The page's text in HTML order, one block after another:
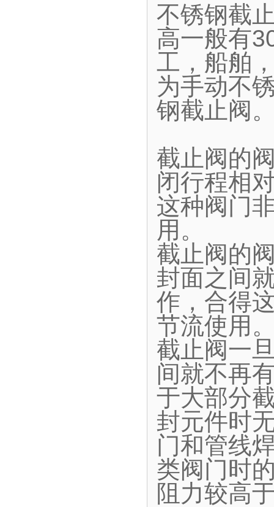
不锈钢截
高一般有
工，船舶
为手动不
钢截止阀
截止阀的
闭行程相
这种阀门
用。
截止阀的
封面之间
作，合得
节流使用
截止阀一
间就不再
于大部分
封元件时
门和管线
类阀门时
阻力较高